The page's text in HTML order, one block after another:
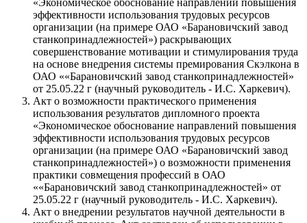
эффективности использования трудовых ресурсов
организации (на примере ОАО «Барановичский завод
станкопринадлежностей») раскрывающих
совершенствование мотивации и стимулирования труда
на основе внедрения системы премирования Скэлкона в
ОАО ««Барановичский завод станкопринадлежностей»
от 25.05.22 г (научный руководитель - И.С. Харкевич).
Акт о возможности практического применения
использования результатов дипломного проекта
«Экономическое обоснование направлений повышения
эффективности использования трудовых ресурсов
организации (на примере ОАО «Барановичский завод
станкопринадлежностей») о возможности применения
практики совмещения профессий в ОАО
««Барановичский завод станкопринадлежностей» от
25.05.22 г (научный руководитель - И.С. Харкевич).
Акт о внедрении результатов научной деятельности в